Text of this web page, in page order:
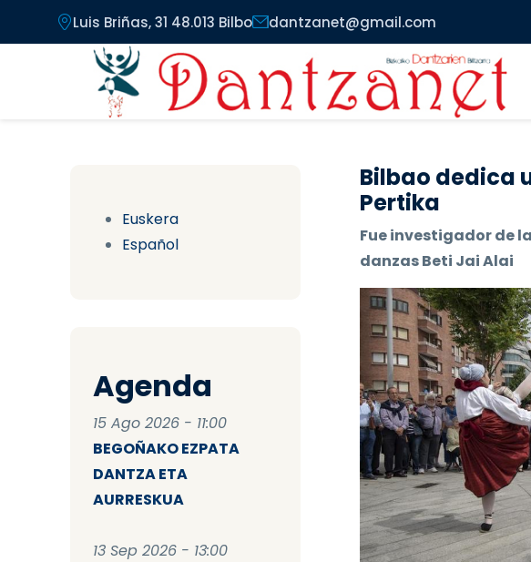
Pasar al contenido principal
Luis Briñas, 31 48.013 Bilbo dantzanet@gmail.com
Euskera
Español
Agenda
15 Ago 2026 - 11:00
BEGOÑAKO EZPATA
DANTZA ETA
AURRESKUA
13 Sep 2026 - 13:00
Bilbao dedica
Pertika
Fue investigador de
danzas Beti Jai Alai